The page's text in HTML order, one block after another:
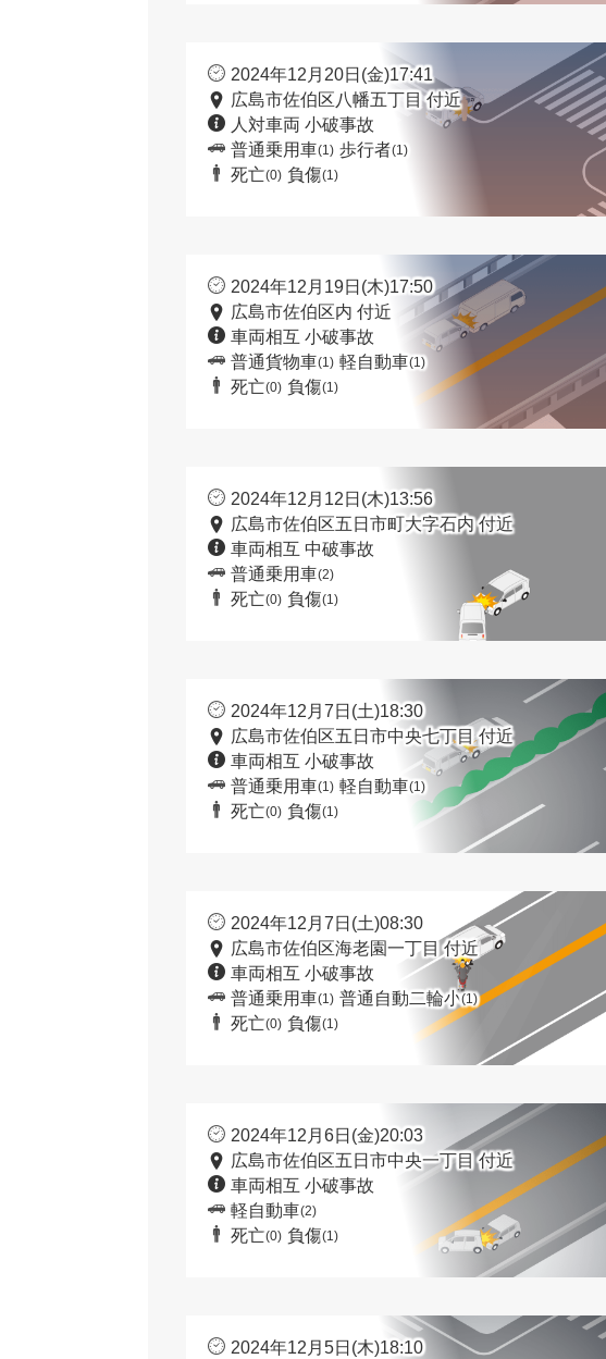
2024年12月20日(金)17:41
広島市佐伯区八幡五丁目 付近
人対車両 小破事故
普通乗用車(1) 歩行者(1)
死亡(0) 負傷(1)
2024年12月19日(木)17:50
広島市佐伯区内 付近
車両相互 小破事故
普通貨物車(1) 軽自動車(1)
死亡(0) 負傷(1)
2024年12月12日(木)13:56
広島市佐伯区五日市町大字石内 付近
車両相互 中破事故
普通乗用車(2)
死亡(0) 負傷(1)
2024年12月7日(土)18:30
広島市佐伯区五日市中央七丁目 付近
車両相互 小破事故
普通乗用車(1) 軽自動車(1)
死亡(0) 負傷(1)
2024年12月7日(土)08:30
広島市佐伯区海老園一丁目 付近
車両相互 小破事故
普通乗用車(1) 普通自動二輪小(1)
死亡(0) 負傷(1)
2024年12月6日(金)20:03
広島市佐伯区五日市中央一丁目 付近
車両相互 小破事故
軽自動車(2)
死亡(0) 負傷(1)
2024年12月5日(木)18:10